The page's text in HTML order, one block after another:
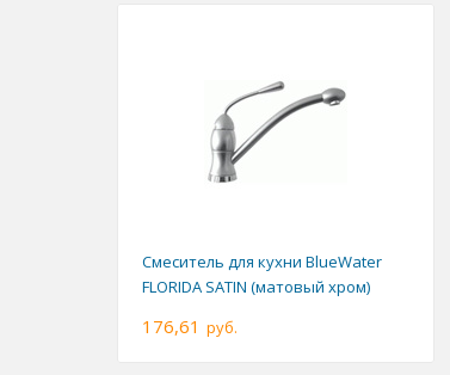
Смеситель для кухни BlueWater
FLORIDA SATIN (матовый хром)
176,61 руб.